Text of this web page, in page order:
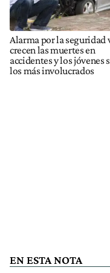
Alarma por la seguridad
crecen las muertes en
accidentes y los jóvenes
los más involucrados
EN ESTA NOTA